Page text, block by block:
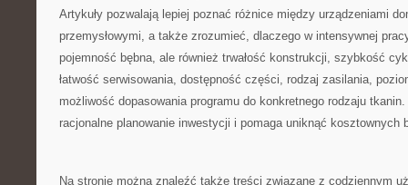
Artykuły pozwalają lepiej poznać różnice między urządzeniami
przemysłowymi, a także zrozumieć, dlaczego w intensywnej
pojemność bębna, ale również trwałość konstrukcji, szybkość
łatwość serwisowania, dostępność części, rodzaj zasilania,
możliwość dopasowania programu do konkretnego rodzaju tkanin.
racjonalne planowanie inwestycji i pomaga uniknąć kosztownych
Na stronie można znaleźć także treści związane z codziennym